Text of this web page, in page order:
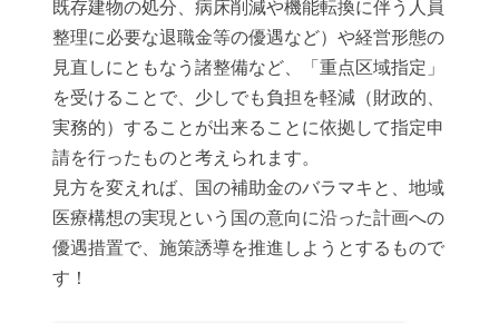
既存建物の処分、病床削減や機能転換に伴う人員
整理に必要な退職金等の優遇など）や経営形態の
見直しにともなう諸整備など、「重点区域指定」
を受けることで、少しでも負担を軽減（財政的、
実務的）することが出来ることに依拠して指定申
請を行ったものと考えられます。
見方を変えれば、国の補助金のバラマキと、地域
医療構想の実現という国の意向に沿った計画への
優遇措置で、施策誘導を推進しようとするもので
す！